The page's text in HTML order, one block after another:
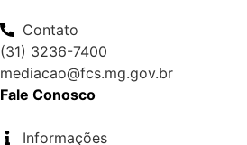
Contato
(31) 3236-7400
mediacao@fcs.mg.gov.br
Fale Conosco
Informações